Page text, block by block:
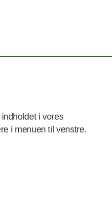
i vores
i menuen til venstre.